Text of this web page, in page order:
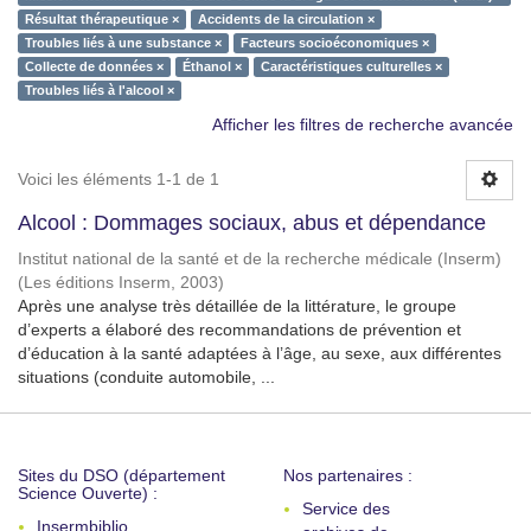
Résultat thérapeutique ×
Accidents de la circulation ×
Troubles liés à une substance ×
Facteurs socioéconomiques ×
Collecte de données ×
Éthanol ×
Caractéristiques culturelles ×
Troubles liés à l'alcool ×
Afficher les filtres de recherche avancée
Voici les éléments 1-1 de 1
Alcool : Dommages sociaux, abus et dépendance
Institut national de la santé et de la recherche médicale (Inserm)
(Les éditions Inserm, 2003)
Après une analyse très détaillée de la littérature, le groupe
d’experts a élaboré des recommandations de prévention et
d’éducation à la santé adaptées à l’âge, au sexe, aux différentes
situations (conduite automobile, ...
Sites du DSO (département
Science Ouverte) :
Insermbiblio
Nos partenaires :
Service des